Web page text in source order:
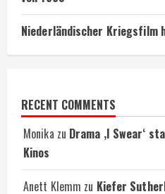
Niederländischer Kriegsfilm
RECENT COMMENTS
Monika zu Drama ‚I Swear‘
Kinos
Anett Klemm zu Kiefer